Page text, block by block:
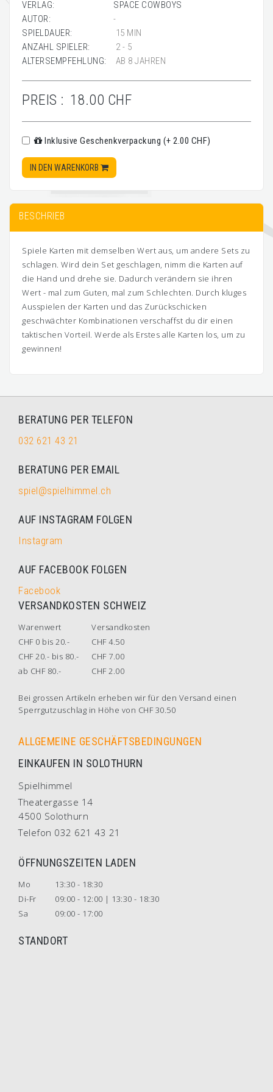
VERLAG:
SPACE COWBOYS
AUTOR:
-
SPIELDAUER:
15 MIN
ANZAHL SPIELER:
2 - 5
ALTERSEMPFEHLUNG:
AB 8 JAHREN
PREIS : 18.00 CHF
Inklusive Geschenkverpackung (+ 2.00 CHF)
IN DEN WARENKORB
BESCHRIEB
Spiele Karten mit demselben Wert aus, um andere Sets zu
schlagen. Wird dein Set geschlagen, nimm die Karten auf
die Hand und drehe sie. Dadurch verändern sie ihren
Wert - mal zum Guten, mal zum Schlechten. Durch kluges
Ausspielen der Karten und das Zurückschicken
geschwächter Kombinationen verschaffst du dir einen
taktischen Vorteil. Werde als Erstes alle Karten los, um zu
gewinnen!
BERATUNG PER TELEFON
032 621 43 21
BERATUNG PER EMAIL
spiel@spielhimmel.ch
AUF INSTAGRAM FOLGEN
Instagram
AUF FACEBOOK FOLGEN
Facebook
VERSANDKOSTEN SCHWEIZ
Warenwert
Versandkosten
CHF 0 bis 20.-
CHF 4.50
CHF 20.- bis 80.-
CHF 7.00
ab CHF 80.-
CHF 2.00
Bei grossen Artikeln erheben wir für den Versand einen
Sperrgutzuschlag in Höhe von CHF 30.50
ALLGEMEINE GESCHÄFTSBEDINGUNGEN
EINKAUFEN IN SOLOTHURN
Spielhimmel
Theatergasse 14
4500 Solothurn
Telefon 032 621 43 21
ÖFFNUNGSZEITEN LADEN
Mo
13:30 - 18:30
Di-Fr
09:00 - 12:00 | 13:30 - 18:30
Sa
09:00 - 17:00
STANDORT